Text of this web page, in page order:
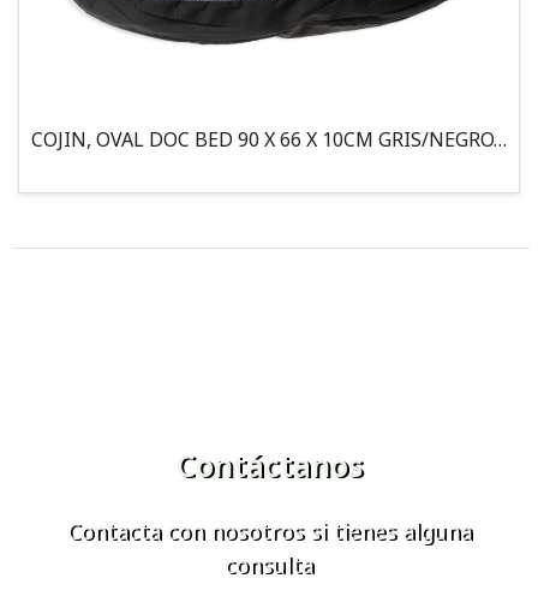
COJIN, OVAL DOC BED 90 X 66 X 10CM GRIS/NEGRO, 95°
Contáctanos
Contacta con nosotros si tienes alguna
consulta